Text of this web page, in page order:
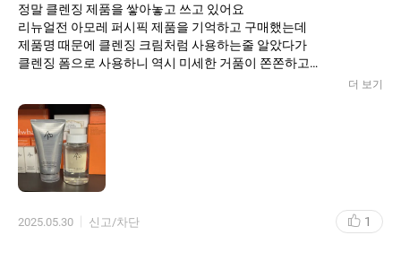
정말 클렌징 제품을 쌓아놓고 쓰고 있어요
리뉴얼전 아모레 퍼시픽 제품을 기억하고 구매했는데
제품명 때문에 클렌징 크림처럼 사용하는줄 알았다가
클렌징 폼으로 사용하니 역시 미세한 거품이 쫀쫀하고
사용해보고 싶었던 세럼도 증정품으로 받게되어 넘 좋아요
더 보기
2025.05.30 신고/차단 1